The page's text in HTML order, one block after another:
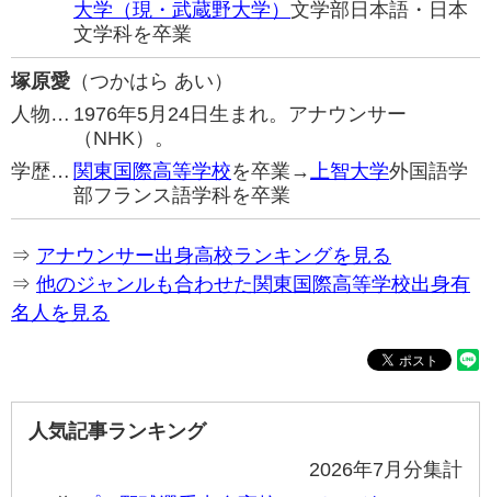
大学（現・武蔵野大学） 文学部日本語・日本
文学科を卒業
塚原愛 （つかはら あい）
人物… 1976年5月24日生まれ。アナウンサー
（NHK）。
学歴… 関東国際高等学校を卒業→上智大学外国語学
部フランス語学科を卒業
⇒ アナウンサー出身高校ランキングを見る
⇒ 他のジャンルも合わせた関東国際高等学校出身有
名人を見る
人気記事ランキング
2026年7月分集計